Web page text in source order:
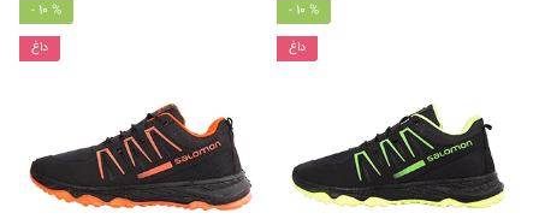
- 10 %
داغ
- 10 %
داغ